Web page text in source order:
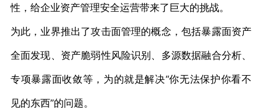
性，给企业资产管理安全运营带来了巨大的挑战。
为此，业界推出了攻击面管理的概念，包括暴露面资产
全面发现、资产脆弱性风险识别、多源数据融合分析、
专项暴露面收敛等，为的就是解决“你无法保护你看不
见的东西”的问题。